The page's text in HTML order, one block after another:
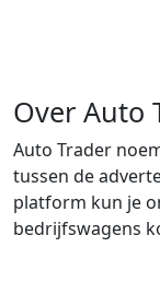
Over Auto
Auto Trader
tussen de
platform kun je
bedrijfswagens